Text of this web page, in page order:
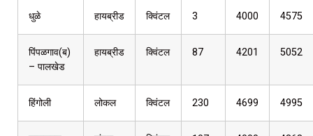
धुळे हायब्रीड क्विंटल 3 4000 4575
पिंपळगाव(ब)
– पालखेड
हायब्रीड क्विंटल 87 4201 5052
हिंगोली लोकल क्विंटल 230 4699 4995